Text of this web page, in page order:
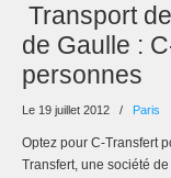
Transport
de Gaulle :
personnes
Le 19 juillet 2012 / Paris
Optez pour C-Transfert
Transfert, une société